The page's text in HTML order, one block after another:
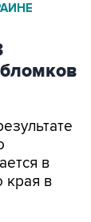
в
края в